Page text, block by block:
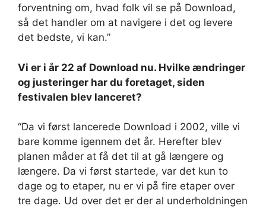
forventning om, hvad folk vil se på Download,
så det handler om at navigere i det og levere
det bedste, vi kan.”
Vi er i år 22 af Download nu. Hvilke ændringer
og justeringer har du foretaget, siden
festivalen blev lanceret?
“Da vi først lancerede Download i 2002, ville vi
bare komme igennem det år. Herefter blev
planen måder at få det til at gå længere og
længere. Da vi først startede, var det kun to
dage og to etaper, nu er vi på fire etaper over
tre dage. Ud over det er der al underholdningen